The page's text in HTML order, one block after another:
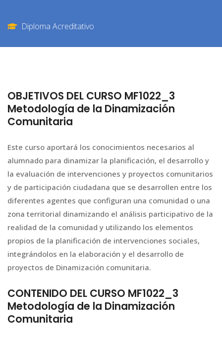
Diploma Acreditativo
OBJETIVOS DEL CURSO MF1022_3
Metodología de la Dinamización
Comunitaria
Este curso aportará los conocimientos necesarios al
alumnado para dinamizar la planificación, el desarrollo y
la evaluación de intervenciones y proyectos comunitarios
y de participación ciudadana que se desarrollen entre los
diferentes agentes que configuran una comunidad o una
zona territorial dinamizando el análisis participativo de la
realidad de la comunidad y utilizando los elementos
propios de la planificación de intervenciones sociales,
integrándolos en la elaboración y el desarrollo de
proyectos de Dinamización comunitaria.
CONTENIDO DEL CURSO MF1022_3
Metodología de la Dinamización
Comunitaria